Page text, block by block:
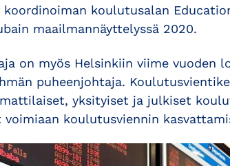
koulutusalan
maailmannäyttelyssä 2020.
on myös Helsinkiin viime vuoden
puheenjohtaja.
yksityiset ja julkiset
koulutusviennin